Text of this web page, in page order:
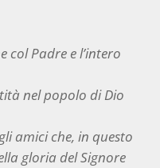
col Padre e l’intero
nel popolo di Dio
amici che, in questo
gloria del Signore